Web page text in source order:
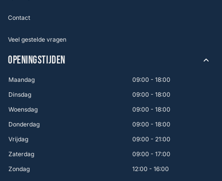
Contact
Veel gestelde vragen
OPENINGSTIJDEN
Maandag
09:00 - 18:00
Dinsdag
09:00 - 18:00
Woensdag
09:00 - 18:00
Donderdag
09:00 - 18:00
Vrijdag
09:00 - 21:00
Zaterdag
09:00 - 17:00
Zondag
12:00 - 16:00